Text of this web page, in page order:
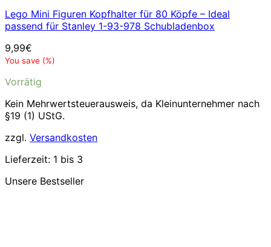
Lego Mini Figuren Kopfhalter für 80 Köpfe – Ideal
passend für Stanley 1-93-978 Schubladenbox
9,99€
You save (%)
Vorrätig
Kein Mehrwertsteuerausweis, da Kleinunternehmer nach
§19 (1) UStG.
zzgl. Versandkosten
Lieferzeit: 1 bis 3
Unsere Bestseller